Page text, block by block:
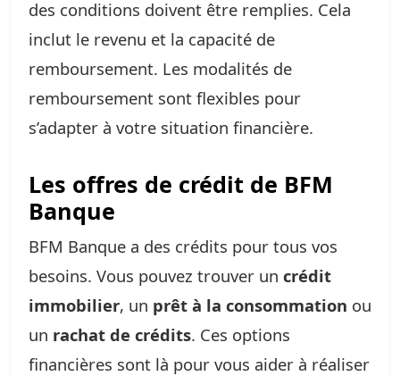
des conditions doivent être remplies. Cela
inclut le revenu et la capacité de
remboursement. Les modalités de
remboursement sont flexibles pour
s’adapter à votre situation financière.
Les offres de crédit de BFM
Banque
BFM Banque a des crédits pour tous vos
besoins. Vous pouvez trouver un crédit
immobilier, un prêt à la consommation ou
un rachat de crédits. Ces options
financières sont là pour vous aider à réaliser